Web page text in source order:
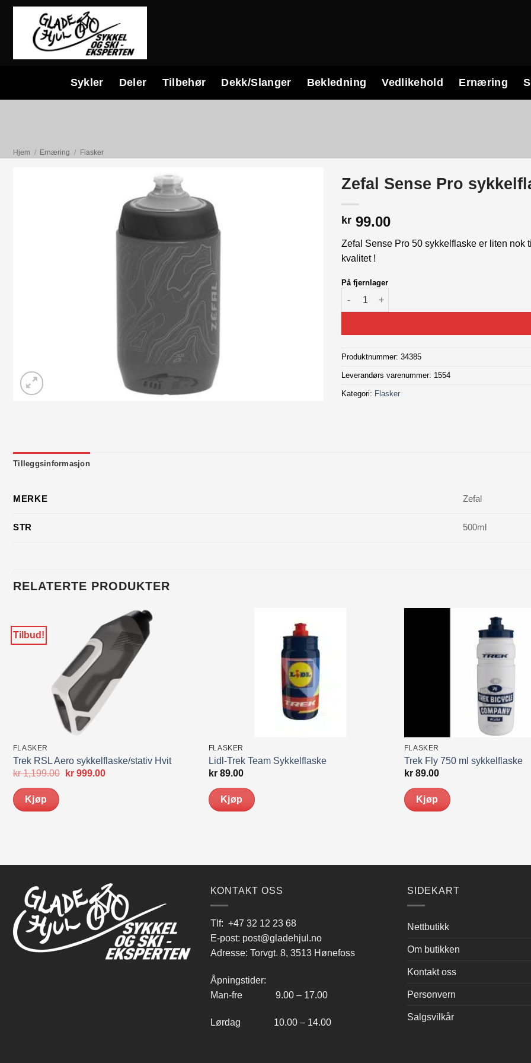
Skip
Sykler Deler Tilbehør Dekk/Slanger Bekledning Vedlikehold Ernæring
Hjem / Ernæring / Flasker
Zefal Sense Pro
kr 99.00
Zefal Sense Pro 50 sykkelflaske er liten nok
kvalitet !
På fjernlager
Zefal Sense Pro sykkelflaske 500ml antall
Produktnummer:34385
Leverandørs varenummer: 1554
Kategori: Flasker
Tilleggsinformasjon
MERKE Zefal
STR 500ml
RELATERTE PRODUKTER
Tilbud!
FLASKER
Trek RSL Aero sykkelflaske/stativ Hvit
kr1,199.00
Opprinnelig
kr999.00Nåværende
Kjøp
FLASKER
Lidl-Trek Team Sykkelflaske
kr89.00
Kjøp
FLASKER
Trek Fly 750 ml sykkelflaske
kr89.00
Kjøp
KONTAKT OSS
Tlf: +47 32 12 23 68
E-post: post@gladehjul.no
Adresse: Torvgt. 8, 3513 Hønefoss
Åpningstider:
Man-fre 9.00 – 17.00
Lørdag 10.00 – 14.00
SIDEKART
Nettbutikk
Om butikken
Kontakt oss
Personvern
Salgsvilkår